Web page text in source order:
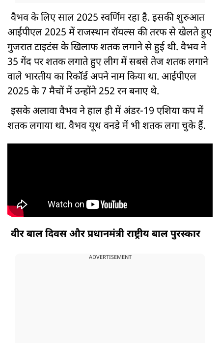
वैभव के लिए साल 2025 स्वर्णिम रहा है. इसकी शुरुआत
आईपीएल 2025 में राजस्थान रॉयल्स की तरफ से खेलते हुए
गुजरात टाइटंस के खिलाफ शतक लगाने से हुई थी. वैभव ने
35 गेंद पर शतक लगाते हुए लीग में सबसे तेज शतक लगाने
वाले भारतीय का रिकॉर्ड अपने नाम किया था. आईपीएल
2025 के 7 मैचों में उन्होंने 252 रन बनाए थे.
इसके अलावा वैभव ने हाल ही में अंडर-19 एशिया कप में
शतक लगाया था. वैभव यूथ वनडे में भी शतक लगा चुके हैं.
वीर बाल दिवस और प्रधानमंत्री राष्ट्रीय बाल पुरस्कार
ADVERTISEMENT